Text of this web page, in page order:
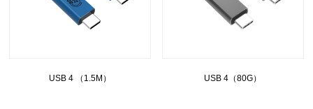
USB 4 （1.5M） USB 4（80G）